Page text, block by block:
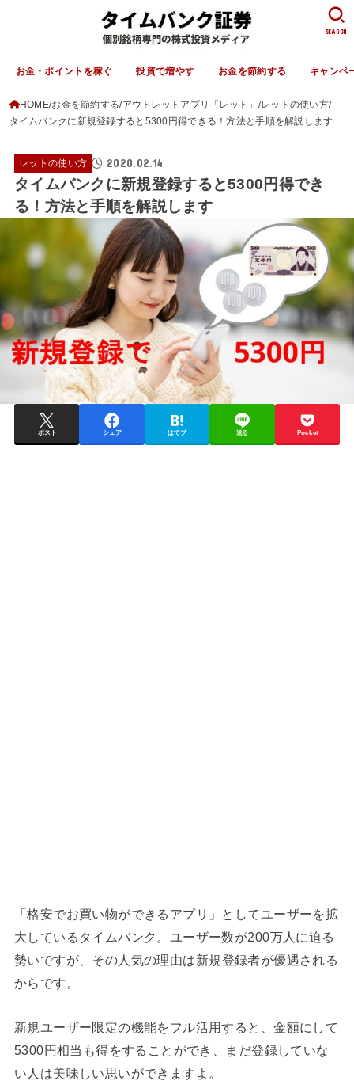
お金・ポイントを稼ぐ 投資で増やす お金を節約する キャンペ
SEARCH
HOME お金を節約する アウトレットアプリ「レット」
レットの使い方
タイムバンクに新規登録すると5300円得できる！方法と手順を解説します
レットの使い方 2020.02.14
タイムバンクに新規登録すると5300円得でき
る！方法と手順を解説します
ポスト シェア はてブ 送る Pocket
「格安でお買い物ができるアプリ」としてユーザーを拡
大しているタイムバンク。ユーザー数が200万人に迫る
勢いですが、その人気の理由は新規登録者が優遇される
から です。
新規ユーザー限定の機能をフル活用すると、金額にして
5300円相当も得をすることができ、まだ登録していな
い人は美味しい思いができますよ。